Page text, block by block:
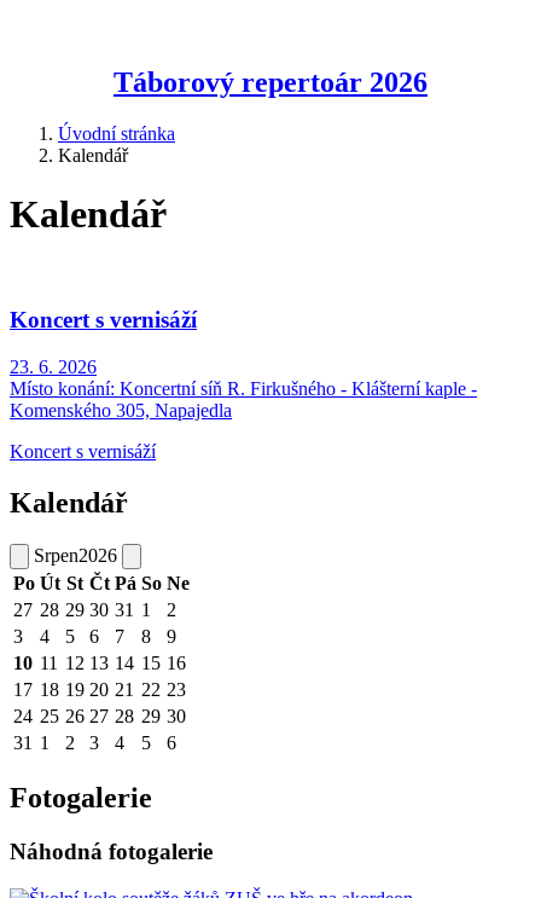
Táborový repertoár 2026
Úvodní stránka
Kalendář
Kalendář
Koncert s vernisáží
23. 6. 2026
Místo konání: Koncertní síň R. Firkušného - Klášterní kaple -
Komenského 305, Napajedla
Koncert s vernisáží
Kalendář
Srpen2026
Po Út St Čt Pá So Ne
27 28 29 30 31 1
2
3
4 5 6 7 8
9
10 11 12 13 14 15 16
17 18 19 20 21 22 23
24 25 26 27 28 29 30
31 1 2 3 4 5 6
Fotogalerie
Náhodná fotogalerie